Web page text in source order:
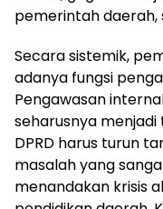
pemerintah daerah,
Secara sistemik,
adanya fungsi
Pengawasan
seharusnya menjadi
DPRD harus turun
masalah yang
menandakan krisis